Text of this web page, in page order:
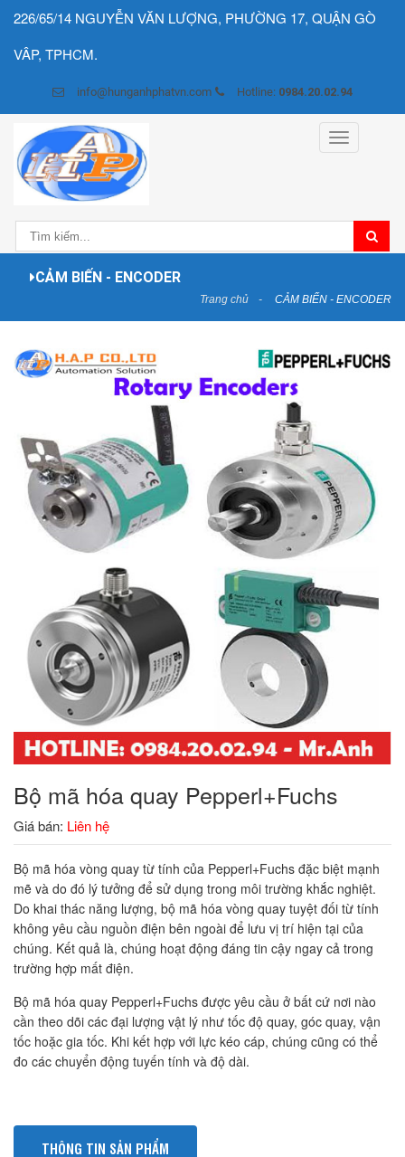
226/65/14 NGUYỄN VĂN LƯỢNG, PHƯỜNG 17, QUẬN GÒ
VÂP, TPHCM.
info@hunganhphatvn.com Hotline: 0984.20.02.94
Toggle
navigation
CẢM BIẾN - ENCODER
Trang chủ CẢM BIẾN - ENCODER
Bộ mã hóa quay Pepperl+Fuchs
Giá bán: Liên hệ
Bộ mã hóa vòng quay từ tính của Pepperl+Fuchs đặc biệt mạnh
mẽ và do đó lý tưởng để sử dụng trong môi trường khắc nghiệt.
Do khai thác năng lượng, bộ mã hóa vòng quay tuyệt đối từ tính
không yêu cầu nguồn điện bên ngoài để lưu vị trí hiện tại của
chúng. Kết quả là, chúng hoạt động đáng tin cậy ngay cả trong
trường hợp mất điện.
Bộ mã hóa quay Pepperl+Fuchs được yêu cầu ở bất cứ nơi nào
cần theo dõi các đại lượng vật lý như tốc độ quay, góc quay, vận
tốc hoặc gia tốc. Khi kết hợp với lực kéo cáp, chúng cũng có thể
đo các chuyển động tuyến tính và độ dài.
THÔNG TIN SẢN PHẨM